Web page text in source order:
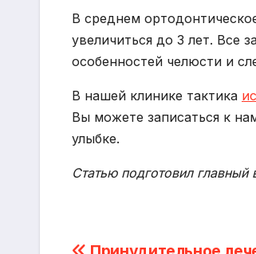
В среднем
увеличиться до 3 лет. Все
особенностей челюсти и
В нашей клинике тактика
Вы можете записаться к
улыбке.
Статью подготовил